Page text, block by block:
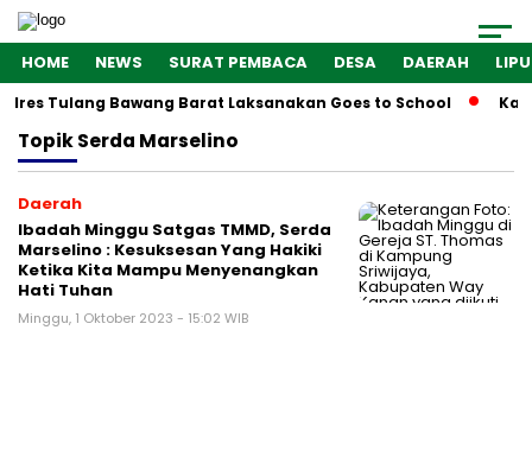
HOME NEWS SURAT PEMBACA DESA DAERAH
Tulang Bawang Barat Laksanakan Goes to School
TopikSerda Marselino
Daerah
Ibadah Minggu Satgas TMMD, Serda
Marselino : Kesuksesan Yang Hakiki
Ketika Kita Mampu Menyenangkan
Hati Tuhan
Minggu, 1 Oktober 2023 - 15:02 WIB